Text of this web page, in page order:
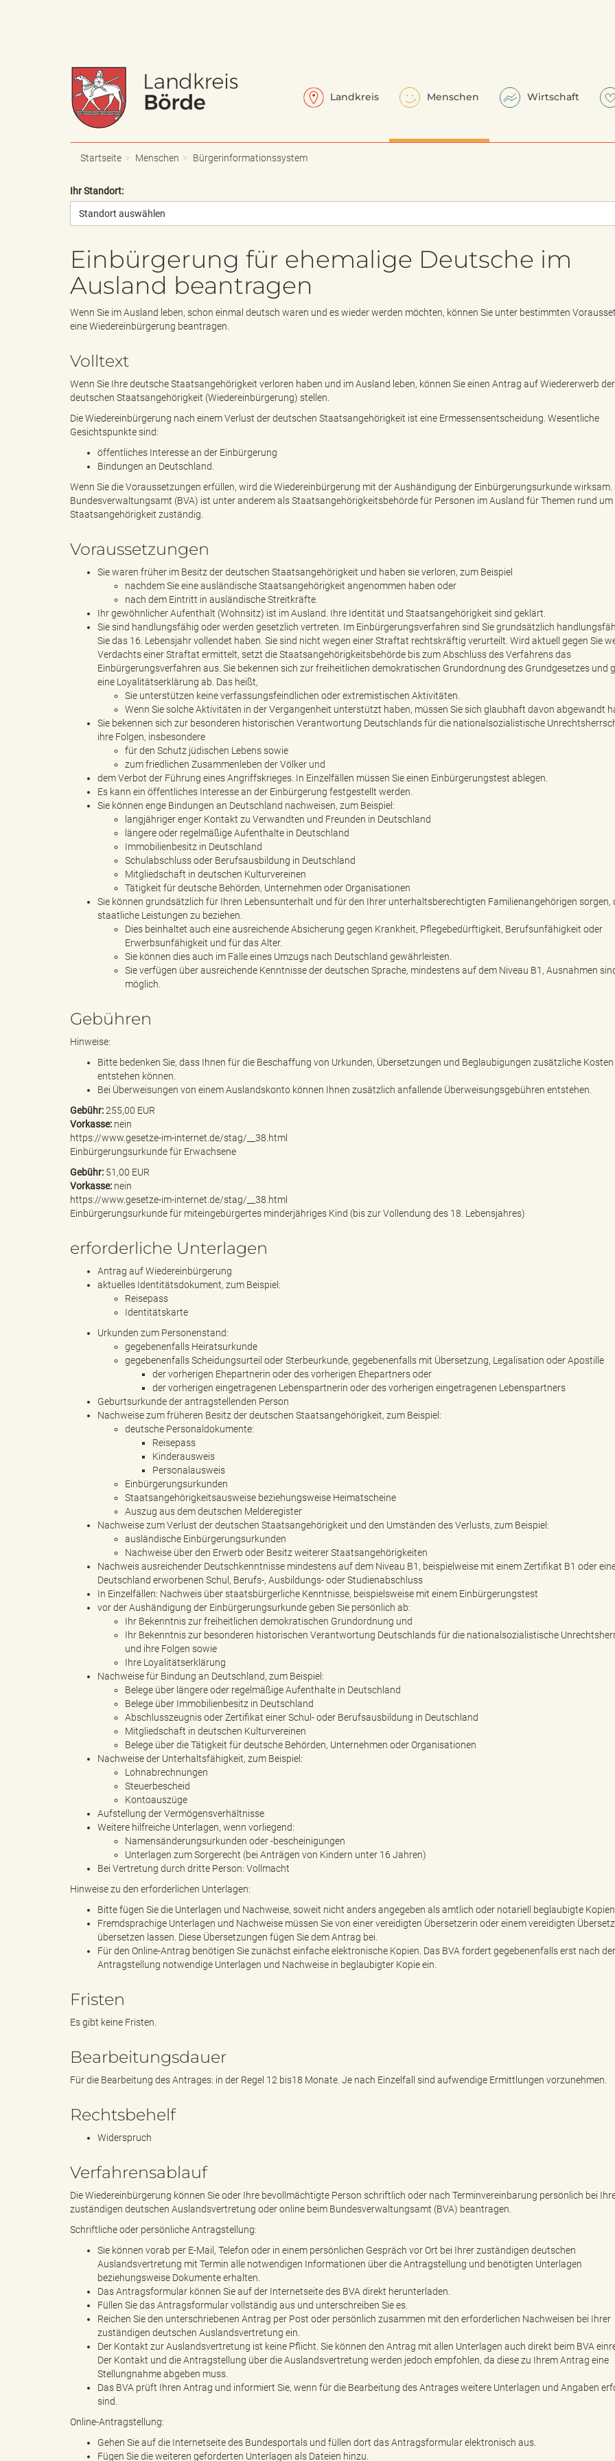
a
p
p
d
s
c
r
u
g
"
L
a
n
d
r
i
s
B
ö
e
.
e
r
l
n
g
Landkreis Menschen Wirtschaft
Startseite Menschen Bürgerinformationssystem
Ihr Standort:
Standort auswählen
Einbürgerung für ehemalige Deutsche im
Ausland beantragen
Wenn Sie im Ausland leben, schon einmal deutsch waren und es wieder werden möchten, können Sie unter bestimmten
eine Wiedereinbürgerung beantragen.
Volltext
Wenn Sie Ihre deutsche Staatsangehörigkeit verloren haben und im Ausland leben, können Sie einen Antrag auf Wiedererwerb der
deutschen Staatsangehörigkeit (Wiedereinbürgerung) stellen.
Die Wiedereinbürgerung nach einem Verlust der deutschen Staatsangehörigkeit ist eine Ermessensentscheidung. Wesentliche
Gesichtspunkte sind:
öffentliches Interesse an der Einbürgerung
Bindungen an Deutschland.
Wenn Sie die Voraussetzungen erfüllen, wird die Wiedereinbürgerung mit der Aushändigung der Einbürgerungsurkunde wirksam.
Bundesverwaltungsamt (BVA) ist unter anderem als Staatsangehörigkeitsbehörde für Personen im Ausland für Themen rund um
Staatsangehörigkeit zuständig.
Voraussetzungen
Sie waren früher im Besitz der deutschen Staatsangehörigkeit und haben sie verloren, zum Beispiel
nachdem Sie eine ausländische Staatsangehörigkeit angenommen haben oder
nach dem Eintritt in ausländische Streitkräfte.
Ihr gewöhnlicher Aufenthalt (Wohnsitz) ist im Ausland. Ihre Identität und Staatsangehörigkeit sind geklärt.
Sie sind handlungsfähig oder werden gesetzlich vertreten. Im Einbürgerungsverfahren sind Sie grundsätzlich
Sie das 16. Lebensjahr vollendet haben. Sie sind nicht wegen einer Straftat rechtskräftig verurteilt. Wird aktuell gegen Sie
Verdachts einer Straftat ermittelt, setzt die Staatsangehörigkeitsbehörde bis zum Abschluss des Verfahrens das
Einbürgerungsverfahren aus. Sie bekennen sich zur freiheitlichen demokratischen Grundordnung des Grundgesetzes und
eine Loyalitätserklärung ab. Das heißt,
Sie unterstützen keine verfassungsfeindlichen oder extremistischen Aktivitäten.
Wenn Sie solche Aktivitäten in der Vergangenheit unterstützt haben, müssen Sie sich glaubhaft davon abgewandt
Sie bekennen sich zur besonderen historischen Verantwortung Deutschlands für die nationalsozialistische
ihre Folgen, insbesondere
für den Schutz jüdischen Lebens sowie
zum friedlichen Zusammenleben der Völker und
dem Verbot der Führung eines Angriffskrieges. In Einzelfällen müssen Sie einen Einbürgerungstest ablegen.
Es kann ein öffentliches Interesse an der Einbürgerung festgestellt werden.
Sie können enge Bindungen an Deutschland nachweisen, zum Beispiel:
langjähriger enger Kontakt zu Verwandten und Freunden in Deutschland
längere oder regelmäßige Aufenthalte in Deutschland
Immobilienbesitz in Deutschland
Schulabschluss oder Berufsausbildung in Deutschland
Mitgliedschaft in deutschen Kulturvereinen
Tätigkeit für deutsche Behörden, Unternehmen oder Organisationen
Sie können grundsätzlich für Ihren Lebensunterhalt und für den Ihrer unterhaltsberechtigten Familienangehörigen sorgen,
staatliche Leistungen zu beziehen.
Dies beinhaltet auch eine ausreichende Absicherung gegen Krankheit, Pflegebedürftigkeit, Berufsunfähigkeit oder
Erwerbsunfähigkeit und für das Alter.
Sie können dies auch im Falle eines Umzugs nach Deutschland gewährleisten.
Sie verfügen über ausreichende Kenntnisse der deutschen Sprache, mindestens auf dem Niveau B1, Ausnahmen
möglich.
Gebühren
Hinweise:
Bitte bedenken Sie, dass Ihnen für die Beschaffung von Urkunden, Übersetzungen und Beglaubigungen zusätzliche Kosten
entstehen können.
Bei Überweisungen von einem Auslandskonto können Ihnen zusätzlich anfallende Überweisungsgebühren entstehen.
Gebühr:255,00 EUR
Vorkasse: nein
https://www.gesetze-im-internet.de/stag/__38.html
Einbürgerungsurkunde für Erwachsene
Gebühr: 51,00 EUR
Vorkasse: nein
https://www.gesetze-im-internet.de/stag/__38.html
Einbürgerungsurkunde für miteingebürgertes minderjähriges Kind (bis zur Vollendung des 18. Lebensjahres)
erforderliche Unterlagen
Antrag auf Wiedereinbürgerung
aktuelles Identitätsdokument, zum Beispiel:
Reisepass
Identitätskarte
Urkunden zum Personenstand:
gegebenenfalls Heiratsurkunde
gegebenenfalls Scheidungsurteil oder Sterbeurkunde, gegebenenfalls mit Übersetzung, Legalisation oder Apostille
der vorherigen Ehepartnerin oder des vorherigen Ehepartners oder
der vorherigen eingetragenen Lebenspartnerin oder des vorherigen eingetragenen Lebenspartners
Geburtsurkunde der antragstellenden Person
Nachweise zum früheren Besitz der deutschen Staatsangehörigkeit, zum Beispiel:
deutsche Personaldokumente:
Reisepass
Kinderausweis
Personalausweis
Einbürgerungsurkunden
Staatsangehörigkeitsausweise beziehungsweise Heimatscheine
Auszug aus dem deutschen Melderegister
Nachweise zum Verlust der deutschen Staatsangehörigkeit und den Umständen des Verlusts, zum Beispiel:
ausländische Einbürgerungsurkunden
Nachweise über den Erwerb oder Besitz weiterer Staatsangehörigkeiten
Nachweis ausreichender Deutschkenntnisse mindestens auf dem Niveau B1, beispielweise mit einem Zertifikat B1 oder
Deutschland erworbenen Schul, Berufs-, Ausbildungs- oder Studienabschluss
In Einzelfällen: Nachweis über staatsbürgerliche Kenntnisse, beispielsweise mit einem Einbürgerungstest
vor der Aushändigung der Einbürgerungsurkunde geben Sie persönlich ab:
Ihr Bekenntnis zur freiheitlichen demokratischen Grundordnung und
Ihr Bekenntnis zur besonderen historischen Verantwortung Deutschlands für die nationalsozialistische
und ihre Folgen sowie
Ihre Loyalitätserklärung
Nachweise für Bindung an Deutschland, zum Beispiel:
Belege über längere oder regelmäßige Aufenthalte in Deutschland
Belege über Immobilienbesitz in Deutschland
Abschlusszeugnis oder Zertifikat einer Schul- oder Berufsausbildung in Deutschland
Mitgliedschaft in deutschen Kulturvereinen
Belege über die Tätigkeit für deutsche Behörden, Unternehmen oder Organisationen
Nachweise der Unterhaltsfähigkeit, zum Beispiel:
Lohnabrechnungen
Steuerbescheid
Kontoauszüge
Aufstellung der Vermögensverhältnisse
Weitere hilfreiche Unterlagen, wenn vorliegend:
Namensänderungsurkunden oder -bescheinigungen
Unterlagen zum Sorgerecht (bei Anträgen von Kindern unter 16 Jahren)
Bei Vertretung durch dritte Person: Vollmacht
Hinweise zu den erforderlichen Unterlagen:
Bitte fügen Sie die Unterlagen und Nachweise, soweit nicht anders angegeben als amtlich oder notariell beglaubigte Kopien
Fremdsprachige Unterlagen und Nachweise müssen Sie von einer vereidigten Übersetzerin oder einem vereidigten
übersetzen lassen. Diese Übersetzungen fügen Sie dem Antrag bei.
Für den Online-Antrag benötigen Sie zunächst einfache elektronische Kopien. Das BVA fordert gegebenenfalls erst nach der
Antragstellung notwendige Unterlagen und Nachweise in beglaubigter Kopie ein.
Fristen
Es gibt keine Fristen.
Bearbeitungsdauer
Für die Bearbeitung des Antrages: in der Regel 12 bis18 Monate. Je nach Einzelfall sind aufwendige Ermittlungen vorzunehmen.
Rechtsbehelf
Widerspruch
Verfahrensablauf
Die Wiedereinbürgerung können Sie oder Ihre bevollmächtigte Person schriftlich oder nach Terminvereinbarung persönlich bei
zuständigen deutschen Auslandsvertretung oder online beim Bundesverwaltungsamt (BVA) beantragen.
Schriftliche oder persönliche Antragstellung:
Sie können vorab per E-Mail, Telefon oder in einem persönlichen Gespräch vor Ort bei Ihrer zuständigen deutschen
Auslandsvertretung mit Termin alle notwendigen Informationen über die Antragstellung und benötigten Unterlagen
beziehungsweise Dokumente erhalten.
Das Antragsformular können Sie auf der Internetseite des BVA direkt herunterladen.
Füllen Sie das Antragsformular vollständig aus und unterschreiben Sie es.
Reichen Sie den unterschriebenen Antrag per Post oder persönlich zusammen mit den erforderlichen Nachweisen bei Ihrer
zuständigen deutschen Auslandsvertretung ein.
Der Kontakt zur Auslandsvertretung ist keine Pflicht. Sie können den Antrag mit allen Unterlagen auch direkt beim BVA
Der Kontakt und die Antragstellung über die Auslandsvertretung werden jedoch empfohlen, da diese zu Ihrem Antrag eine
Stellungnahme abgeben muss.
Das BVA prüft Ihren Antrag und informiert Sie, wenn für die Bearbeitung des Antrages weitere Unterlagen und Angaben
sind.
Online-Antragstellung:
Gehen Sie auf die Internetseite des Bundesportals und füllen dort das Antragsformular elektronisch aus.
Fügen Sie die weiteren geforderten Unterlagen als Dateien hinzu.